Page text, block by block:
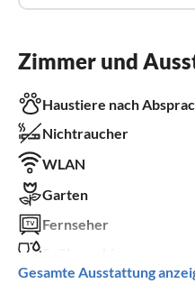
Zimmer und
Haustiere nach
Nichtraucher
WLAN
Garten
Fernseher
Kinderbett
Gesamte Ausstattung